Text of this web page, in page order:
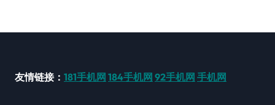
友情链接： 181手机网 184手机网 92手机网 手机网